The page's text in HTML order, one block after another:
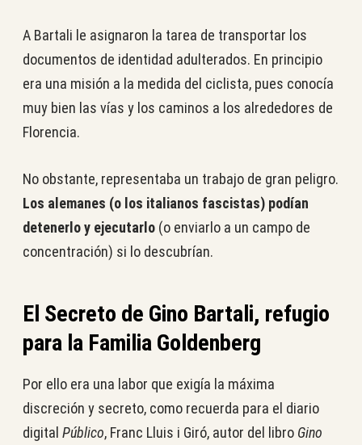
A Bartali le asignaron la tarea de transportar los
documentos de identidad adulterados. En principio
era una misión a la medida del ciclista, pues conocía
muy bien las vías y los caminos a los alrededores de
Florencia.
No obstante, representaba un trabajo de gran peligro.
Los alemanes (o los italianos fascistas) podían
detenerlo y ejecutarlo (o enviarlo a un campo de
concentración) si lo descubrían.
El Secreto de Gino Bartali, refugio
para la Familia Goldenberg
Por ello era una labor que exigía la máxima
discreción y secreto, como recuerda para el diario
digital Público, Franc Lluis i Giró, autor del libro Gino